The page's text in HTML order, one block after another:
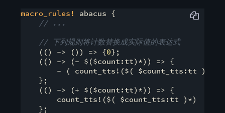
macro_rules!
abacus {
// ...
// 下列规则将计数替换成实际值的表达式
    (() -> ()) => {
0};
    (() -> (- $($count:tt)*)) => {
        - ( count_tts!($( $count_tts:tt )*) )
    };
    (() -> (+ $($count:tt)*)) => {
        count_tts!($( $count_tts:tt )*)
    };